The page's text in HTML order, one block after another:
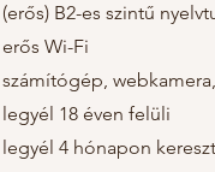
(erős) B2-es szintű
erős Wi-Fi
számítógép,
legyél 18 éven felüli
legyél 4 hónapon